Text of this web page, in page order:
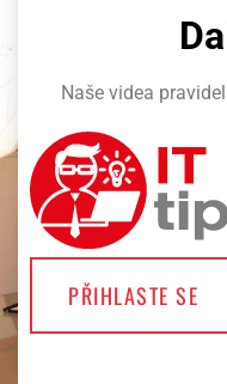
Naše videa
PŘIHLASTE SE